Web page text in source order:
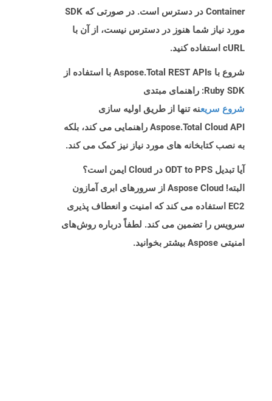
Container در دسترس است. در صورتی که SDK
مورد نیاز شما هنوز در دسترس نیست، از آن با
cURL استفاده کنید.
شروع با Aspose.Total REST APIs با استفاده از
Ruby SDK: راهنمای مبتدی
شروع سریعنه تنها از طریق اولیه سازی
Aspose.Total Cloud API راهنمایی می کند، بلکه
به نصب کتابخانه های مورد نیاز نیز کمک می کند.
آیا تبدیل ODT to PPS در Cloud ایمن است؟
البته! Aspose Cloud از سرورهای ابری آمازون
EC2 استفاده می کند که امنیت و انعطاف پذیری
سرویس را تضمین می کند. لطفاً درباره روش‌های
امنیتی Aspose بیشتر بخوانید.